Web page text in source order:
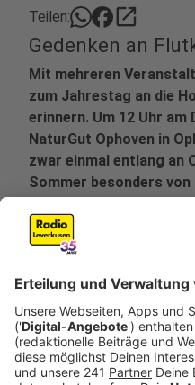
Teilen: open_in_new
Gedenken an
Mit mehreren
zum Jahrestag an die
erinnern. Um 12 Uhr
NaturGut Ophoven in
zwar einmal entlang an
Sommer besonders
Veröffentlicht:
Fachleute zeigen, wie
allem auch wie weit der
Oberbürgermeister